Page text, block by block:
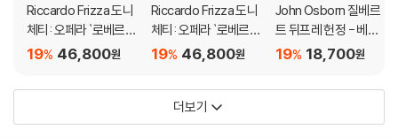
DVD/ Blu-ray 구매시 참고 사항 안내드립니다.
※ 4K블루레이, 3D 블루레이 재생 관련 안내
이어를 사용하셔야 합니다. 더불어 플레이어 소프트웨어 최신 버전의 업데
이트, 대용량 케이블 사용이 필수입니다.
Riccardo Frizza 도니
체티: 오페라 `로베르토
데브뢰` (Donizetii: `R
46,800원
19%
Riccardo Frizza 도니
체티: 오페라 `로베르토
데브뢰` (Donizetii: `R
46,800원
19%
John Osborn 질베르
트 뒤프레 헌정 - 베르
디, 도니체티, 베를리오
18,700원
19%
더보기